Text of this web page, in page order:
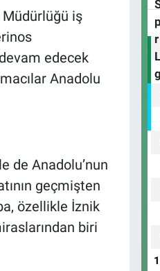
Müdürlüğü iş
edecek
Anadolu
de Anadolu’nun
geçmişten
özellikle İznik
biri